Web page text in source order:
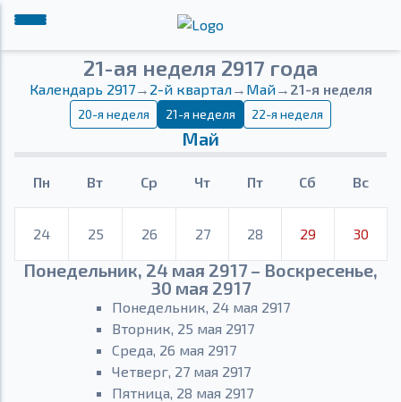
21-ая неделя 2917 года
Календарь 2917→ 2-й квартал→ Май→ 21-я неделя
20-я неделя 21-я неделя 22-я неделя
Май
Пн Вт Ср Чт Пт Сб Вс
24 25 26 27 28 29 30
Понедельник, 24 мая 2917 – Воскресенье,
30 мая 2917
Понедельник, 24 мая 2917
Вторник, 25 мая 2917
Среда, 26 мая 2917
Четверг, 27 мая 2917
Пятница, 28 мая 2917